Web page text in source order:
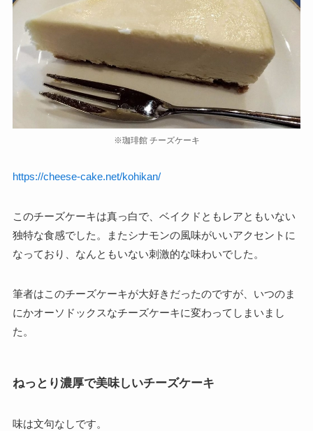
※珈琲館 チーズケーキ
https://cheese-cake.net/kohikan/
このチーズケーキは真っ白で、ベイクドともレアともいない
独特な食感でした。またシナモンの風味がいいアクセントに
なっており、なんともいない刺激的な味わいでした。
筆者はこのチーズケーキが大好きだったのですが、いつのま
にかオーソドックスなチーズケーキに変わってしまいまし
た。
ねっとり濃厚で美味しいチーズケーキ
味は文句なしです。